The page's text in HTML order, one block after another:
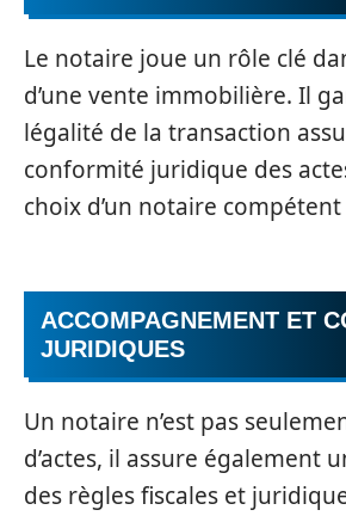
Le notaire joue un rôle clé
d’une vente immobilière. Il
légalité de la transaction
conformité juridique des
choix d’un notaire
ACCOMPAGNEMENT ET
JURIDIQUES
Un notaire n’est pas
d’actes, il assure également
des règles fiscales et